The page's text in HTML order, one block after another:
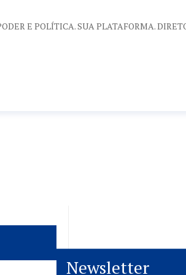
E POLÍTICA. SUA PLATAFORMA.
Newsletter